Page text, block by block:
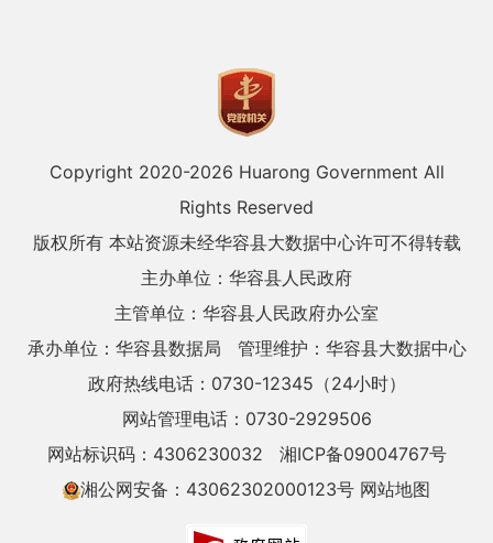
Copyright 2020-2026 Huarong Government All
Rights Reserved
版权所有 本站资源未经华容县大数据中心许可不得转载
主办单位：华容县人民政府
主管单位：华容县人民政府办公室
承办单位：华容县数据局
管理维护：华容县大数据中心
政府热线电话：0730-12345（24小时）
网站管理电话：0730-2929506
网站标识码：4306230032
湘ICP备09004767号
湘公网安备：43062302000123号 网站地图